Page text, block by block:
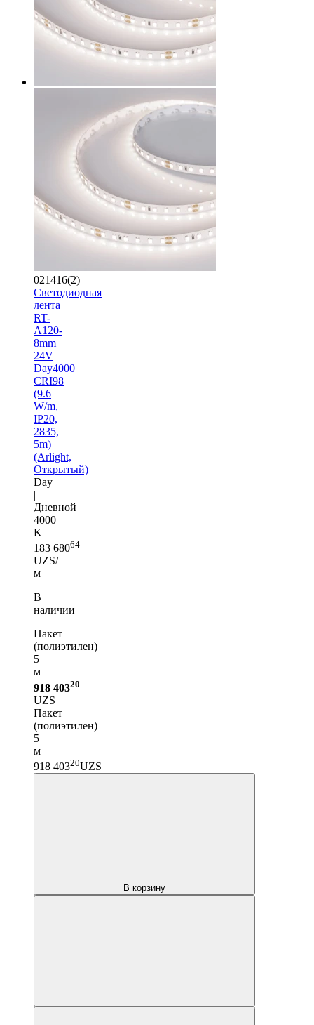
021416(2)
Светодиодная
лента
RT-
A120-
8mm
24V
Day4000
CRI98
(9.6
W/m,
IP20,
2835,
5m)
(Arlight,
Открытый)
Day
|
Дневной
4000
K
183 68064
UZS/
м
В
наличии
Пакет
(полиэтилен)
5
м —
918 40320
UZS
Пакет
(полиэтилен)
5
м
918 40320UZS
В корзину